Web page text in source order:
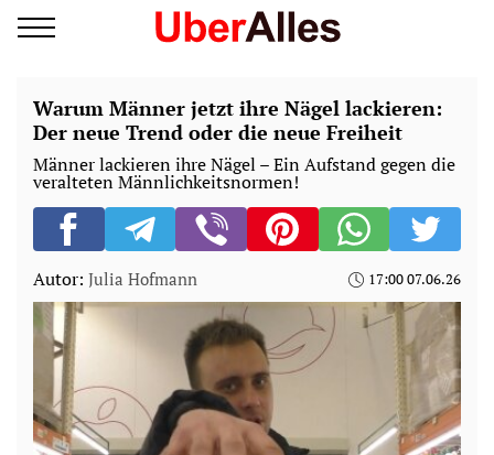
Warum Männer jetzt ihre Nägel lackieren:
Der neue Trend oder die neue Freiheit
Männer lackieren ihre Nägel – Ein Aufstand gegen die
veralteten Männlichkeitsnormen!
Autor: Julia Hofmann 17:00 07.06.26